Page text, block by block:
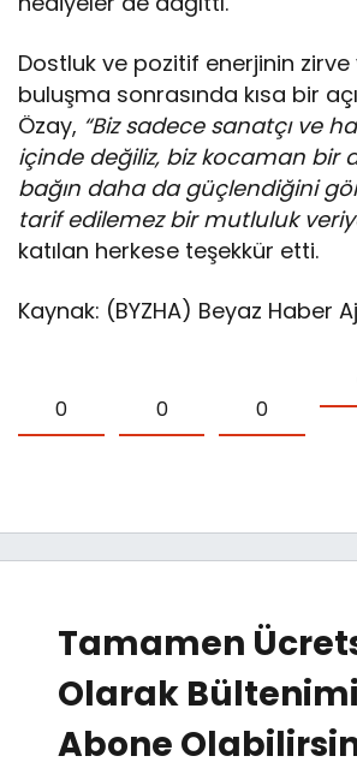
Dostluk ve pozitif enerjinin zirve
buluşma sonrasında kısa bir
Özay, “Biz sadece sanatçı ve
içinde değiliz, biz kocaman bir
bağın daha da güçlendiğini
tarif edilemez bir mutluluk
katılan herkese teşekkür etti.
Kaynak: (BYZHA) Beyaz Haber
0 0 0
Tamamen
Olarak
Abone